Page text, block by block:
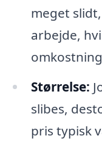
meget
arbejde,
Størrelse:
slibes,
pris typisk